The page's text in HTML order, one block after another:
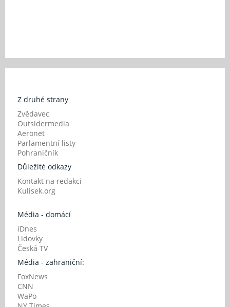
Z druhé strany
Zvědavec
Outsidermedia
Aeronet
Parlamentní listy
Pohraničník
Důležité odkazy
Kontakt na redakci
Kulisek.org
Média - domácí
iDnes
Lidovky
Česká TV
Média - zahraniční:
FoxNews
CNN
WaPo